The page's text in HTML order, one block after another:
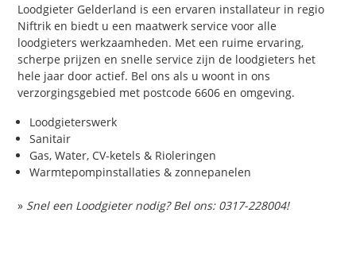
Loodgieter Gelderland is een ervaren installateur in regio
Niftrik en biedt u een maatwerk service voor alle
loodgieters werkzaamheden. Met een ruime ervaring,
scherpe prijzen en snelle service zijn de loodgieters het
hele jaar door actief. Bel ons als u woont in ons
verzorgingsgebied met postcode 6606 en omgeving.
Loodgieterswerk
Sanitair
Gas, Water, CV-ketels & Rioleringen
Warmtepompinstallaties & zonnepanelen
» Snel een Loodgieter nodig? Bel ons: 0317-228004!